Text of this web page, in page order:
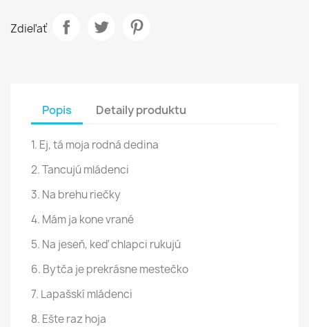
Zdieľať
Popis Detaily produktu
1. Ej, tá moja rodná dedina
2. Tancujú mládenci
3. Na brehu riečky
4. Mám ja kone vrané
5. Na jeseň, keď chlapci rukujú
6. Bytča je prekrásne mestečko
7. Lapašskí mládenci
8. Ešte raz hoja